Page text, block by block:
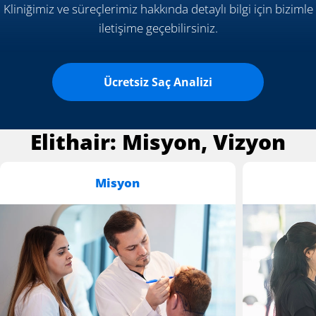
Kliniğimiz ve süreçlerimiz hakkında detaylı bilgi için bizimle
iletişime geçebilirsiniz.
Ücretsiz Saç Analizi
Elithair: Misyon, Vizyon
Misyon